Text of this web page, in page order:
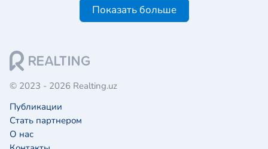
Показать больше
© 2023 - 2026 Realting.uz
Публикации
Стать партнером
О нас